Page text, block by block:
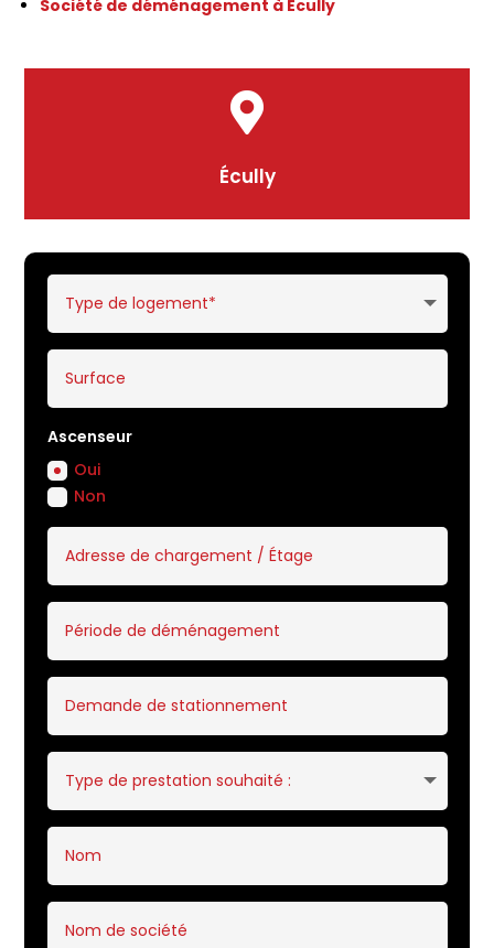
Société de déménagement à Écully

Écully
Ascenseur
Oui
Non